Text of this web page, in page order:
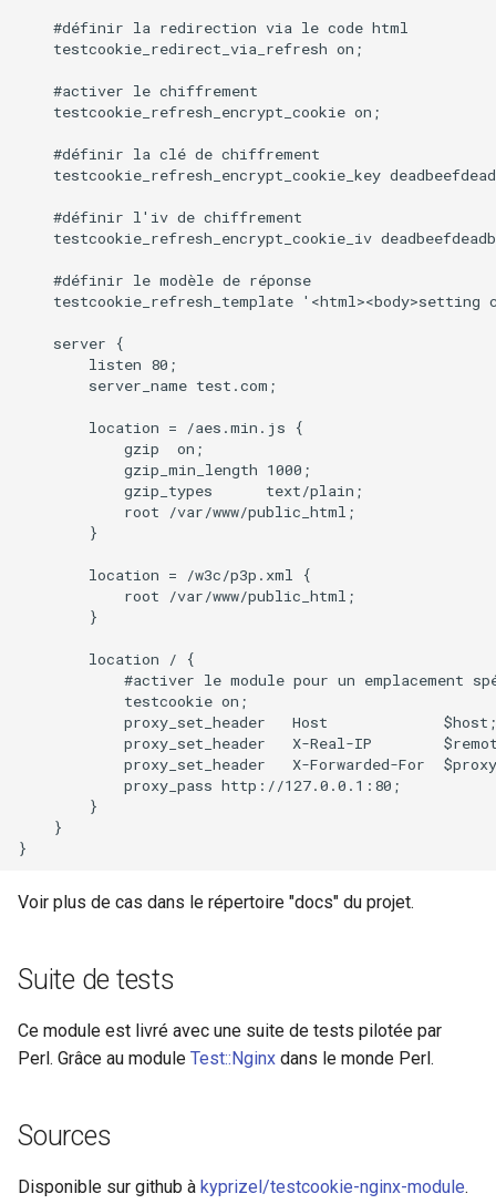
    #définir la redirection via le code html
    testcookie_redirect_via_refresh on;
    #activer le chiffrement
    testcookie_refresh_encrypt_cookie on;
    #définir la clé de chiffrement
testcookie_refresh_encrypt_cookie_key
    #définir l'iv de chiffrement
testcookie_refresh_encrypt_cookie_iv
    #définir le modèle de réponse
testcookie_refresh_template
    server {
        listen 80;
        server_name test.com;
        location = /aes.min.js {
            gzip  on;
            gzip_min_length 1000;
            gzip_types      text/plain;
            root /var/www/public_html;
        }
        location = /w3c/p3p.xml {
            root /var/www/public_html;
        }
        location / {
#activer le module pour un emplacement
            testcookie on;
            proxy_set_header   Host             $host;
proxy_set_header   X-Real-IP
proxy_set_header   X-Forwarded-For
            proxy_pass http://127.0.0.1:80;
        }
    }
Voir plus de cas dans le répertoire "docs" du projet.
Suite de tests
Ce module est livré avec une suite de tests pilotée par
Perl. Grâce au module Test::Nginx dans le monde Perl.
Sources
Disponible sur github à kyprizel/testcookie-nginx-module.